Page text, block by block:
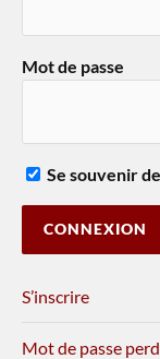
Mot de passe
Se souvenir
S’inscrire
Mot de passe